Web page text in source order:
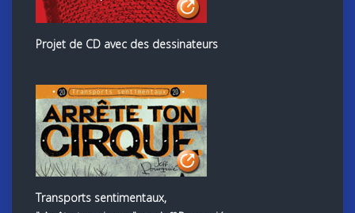
Projet de CD avec des dessinateurs
Transports sentimentaux,